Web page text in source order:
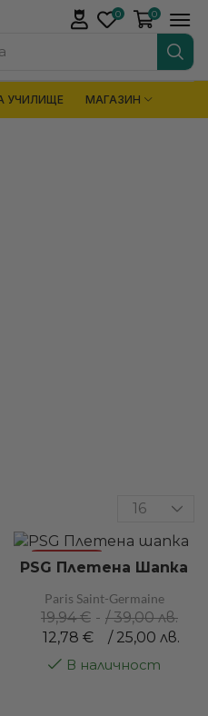
0 0
УЧИЛИЩЕ МАГАЗИН
36%
PSG Плетена Шапка
Paris Saint-Germaine
19,94€
/ 39,00 лв.
12,78 € / 25,00 лв.
В наличност